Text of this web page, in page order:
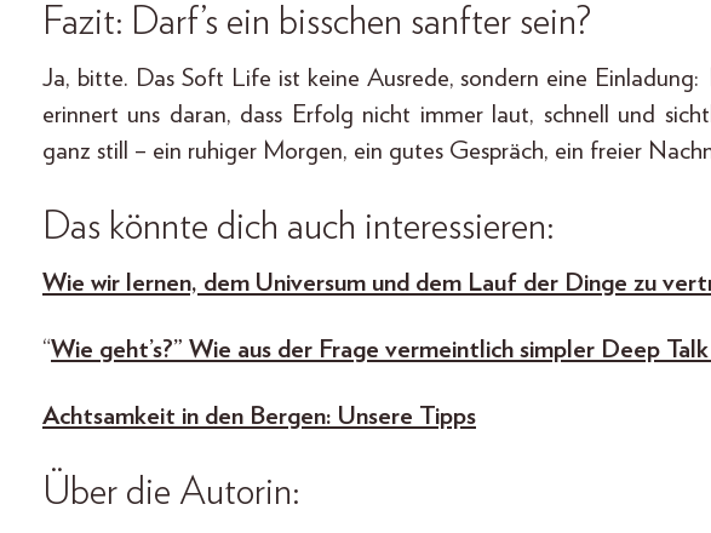
Fazit: Darf’s ein bisschen sanfter sein?
Ja, bitte. Das Soft Life ist keine Ausrede, sondern eine Einladung:
erinnert uns daran, dass Erfolg nicht immer laut, schnell und
ganz still – ein ruhiger Morgen, ein gutes Gespräch, ein freier
Das könnte dich auch interessieren:
Wie wir lernen, dem Universum und dem Lauf der Dinge zu
“Wie geht’s?” Wie aus der Frage vermeintlich simpler Deep Talk
Achtsamkeit in den Bergen: Unsere Tipps
Über die Autorin: